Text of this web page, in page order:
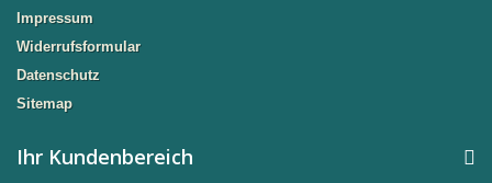
Impressum
Widerrufsformular
Datenschutz
Sitemap
Ihr Kundenbereich